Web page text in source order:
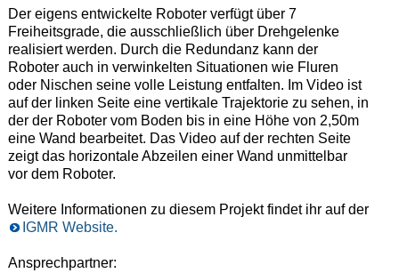
Der eigens entwickelte Roboter verfügt über 7
Freiheitsgrade, die ausschließlich über Drehgelenke
realisiert werden. Durch die Redundanz kann der
Roboter auch in verwinkelten Situationen wie Fluren
oder Nischen seine volle Leistung entfalten. Im Video ist
auf der linken Seite eine vertikale Trajektorie zu sehen, in
der der Roboter vom Boden bis in eine Höhe von 2,50m
eine Wand bearbeitet. Das Video auf der rechten Seite
zeigt das horizontale Abzeilen einer Wand unmittelbar
vor dem Roboter.
Weitere Informationen zu diesem Projekt findet ihr auf der
IGMR Website.
Ansprechpartner: